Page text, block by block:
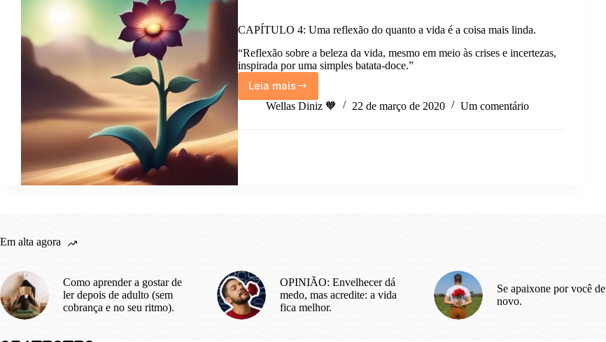
CAPÍTULO 4: Uma reflexão do quanto a vida é a coisa mais linda.
“Reflexão sobre a beleza da vida, mesmo em meio às crises e incertezas,
inspirada por uma simples batata-doce.”
Leia maisCAPÍTULO
4:
reflexão
Wellas Diniz 🧡 22 de março de 2020 Um comentário
Em alta agora
Como aprender a gostar de
ler depois de adulto (sem
cobrança e no seu ritmo).
OPINIÃO: Envelhecer dá
medo, mas acredite: a vida
fica melhor.
Se apaixone por você de
novo.